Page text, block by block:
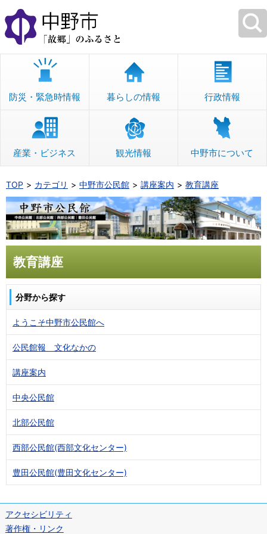
本
文
へ
移
防災・緊急時情報 暮らしの情報 行政情報
産業・ビジネス 観光情報 中野市について
TOP カテゴリ 中野市公民館 講座案内 教育講座
教育講座
分野から探す
ようこそ中野市公民館へ
公民館報 文化なかの
講座案内
中央公民館
北部公民館
西部公民館(西部文化センター)
豊田公民館(豊田文化センター)
アクセシビリティ
著作権・リンク